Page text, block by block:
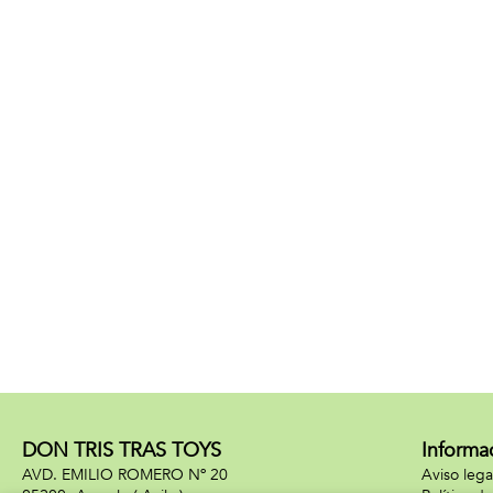
DON TRIS TRAS TOYS
AVD. EMILIO ROMERO Nº 20
Aviso